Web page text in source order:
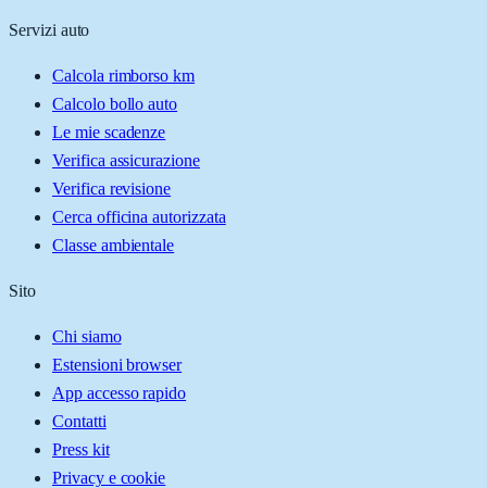
Servizi auto
Calcola rimborso km
Calcolo bollo auto
Le mie scadenze
Verifica assicurazione
Verifica revisione
Cerca officina autorizzata
Classe ambientale
Sito
Chi siamo
Estensioni browser
App accesso rapido
Contatti
Press kit
Privacy e cookie